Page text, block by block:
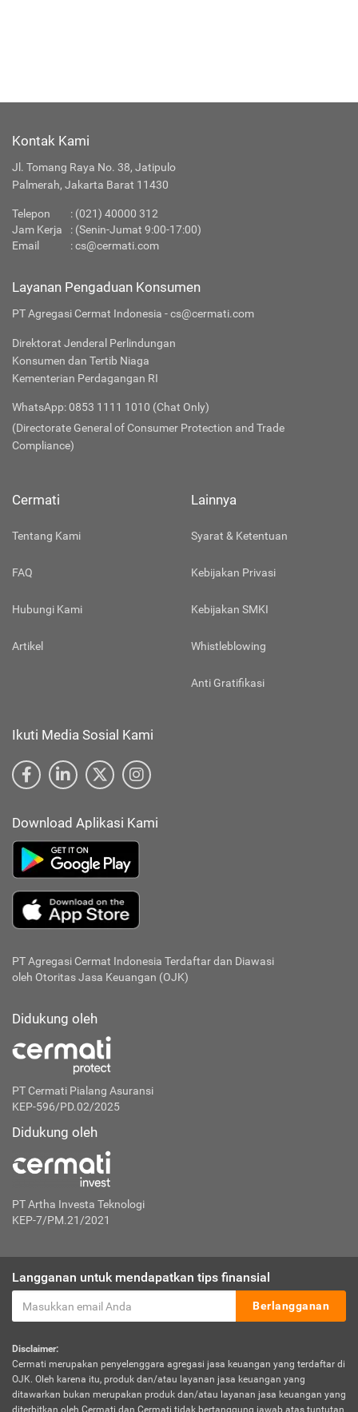
Kontak Kami
Jl. Tomang Raya No. 38, Jatipulo
Palmerah, Jakarta Barat 11430
Telepon : (021) 40000 312
Jam Kerja
: (Senin-Jumat 9:00-17:00)
Email
:cs@cermati.com
Layanan Pengaduan Konsumen
PT Agregasi Cermat Indonesia - cs@cermati.com
Direktorat Jenderal Perlindungan
Konsumen dan Tertib Niaga
Kementerian Perdagangan RI
WhatsApp: 0853 1111 1010 (Chat Only)
(Directorate General of Consumer Protection and Trade
Compliance)
Cermati
Tentang Kami
FAQ
Hubungi Kami
Artikel
Lainnya
Syarat & Ketentuan
Kebijakan Privasi
Kebijakan SMKI
Whistleblowing
Anti Gratifikasi
Ikuti Media Sosial Kami
Download Aplikasi Kami
PT Agregasi Cermat Indonesia Terdaftar dan Diawasi
oleh Otoritas Jasa Keuangan (OJK)
Didukung oleh
PT Cermati Pialang Asuransi
KEP-596/PD.02/2025
Didukung oleh
PT Artha Investa Teknologi
KEP-7/PM.21/2021
Langganan untuk mendapatkan tips finansial
Berlangganan
Disclaimer:
Cermati merupakan penyelenggara agregasi jasa keuangan yang terdaftar di
OJK. Oleh karena itu, produk dan/atau layanan jasa keuangan yang
ditawarkan bukan merupakan produk dan/atau layanan jasa keuangan yang
diterbitkan oleh Cermati dan Cermati tidak bertanggung jawab atas tuntutan